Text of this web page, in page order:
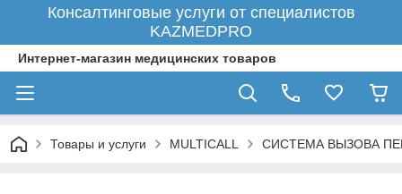
Консалтинговые услуги от специалистов
KAZMEDPRO
Интернет-магазин медицинских товаров
Товары и услуги MULTICALL СИСТЕМА ВЫЗОВА